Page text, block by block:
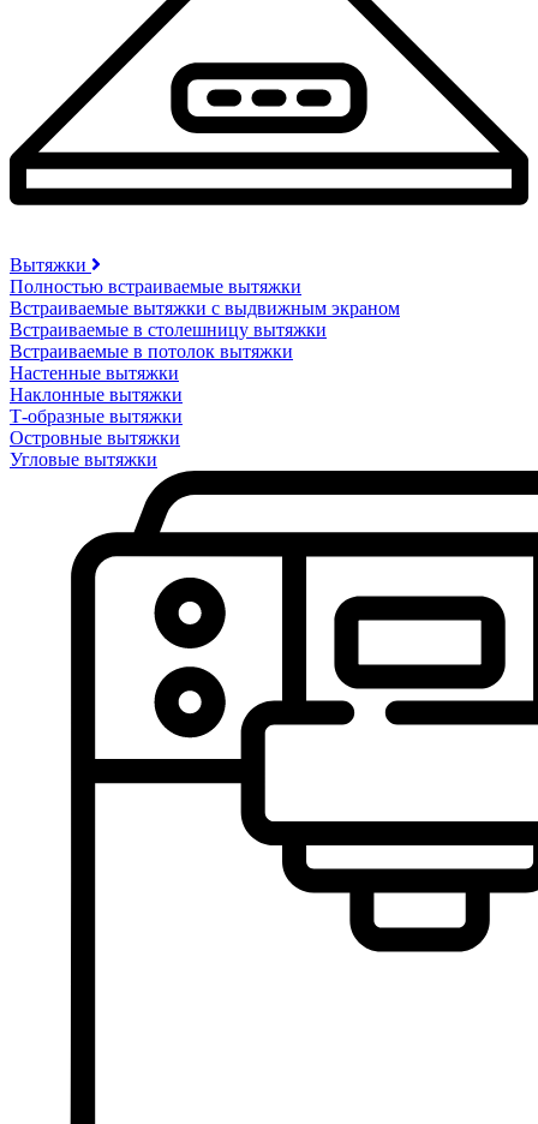
Вытяжки
Полностью встраиваемые вытяжки
Встраиваемые вытяжки с выдвижным экраном
Встраиваемые в столешницу вытяжки
Встраиваемые в потолок вытяжки
Настенные вытяжки
Наклонные вытяжки
Т-образные вытяжки
Островные вытяжки
Угловые вытяжки